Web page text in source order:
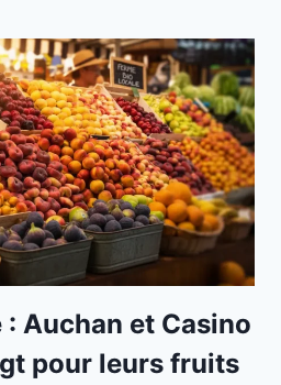
: Auchan et Casino
pour leurs fruits